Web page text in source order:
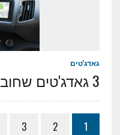
גאדג'טים
3 גאדג'טים שחובה לרכבים ישנים
1
2
3